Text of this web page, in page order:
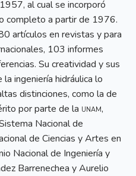
al cual se incorporó
completo a partir de 1976.
artículos en revistas y para
103 informes
Su creatividad y sus
ingeniería hidráulica lo
distinciones, como la de
por parte de la unam,
Nacional de
de Ciencias y Artes en
Nacional de Ingeniería y
Barrenechea y Aurelio